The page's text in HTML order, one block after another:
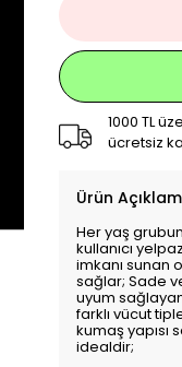
1000 TL
ücretsiz
Ürün
Her yaş
kullanıcı
imkanı sunan
sağlar; Sade
uyum
farklı vücut
kumaş yapısı
idealdir;